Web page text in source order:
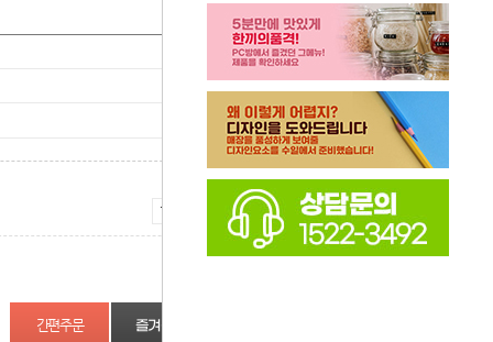
증가
감소
즐겨찾기